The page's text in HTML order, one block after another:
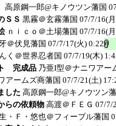
高原鋼一郎@キノウツン藩国
ＳＳ 黒霧＠玄霧藩国 07/7/16(
ｎｉｃｏ＠土場藩国 07/7/16(
＠伏見藩国 07/7/17(火) 0:22
く＠世界忍者国 07/7/19(木)
完成品 乃亜I型＠ナニワアー
アームズ商藩国 07/7/21(土)
した 高原鋼一郎@キノウツン
らの依頼物 高渡＠ＦＥＧ 07/7/
・Ｆ・悠也＠フィーブル藩国